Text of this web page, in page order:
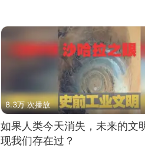
8.3万 次播放
如果人类今天消失，未来的文
现我们存在过？